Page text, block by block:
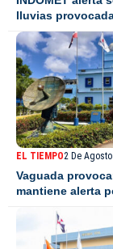
lluvias
EL TIEMPO2 De
Vaguada
mantiene alerta